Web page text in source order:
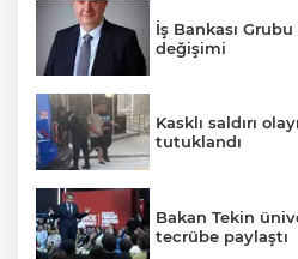
İş Bankası
değişimi
Kasklı saldırı
tutuklandı
Bakan Tekin
tecrübe paylaştı